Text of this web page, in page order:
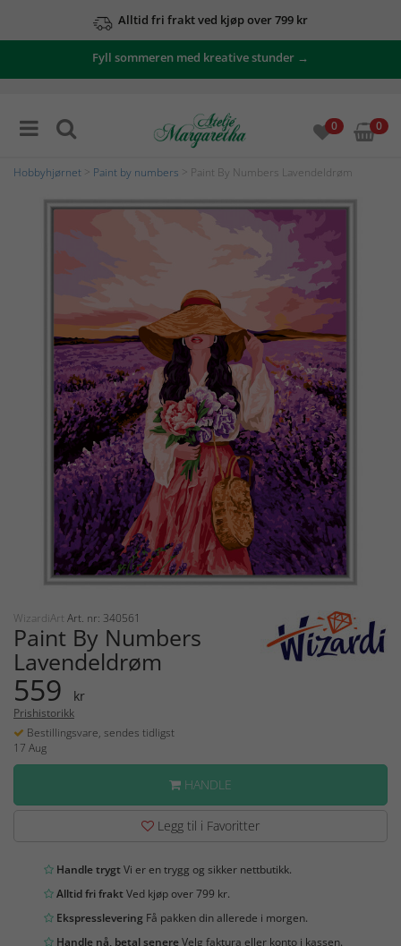
Alltid fri frakt ved kjøp over 799 kr
Fyll sommeren med kreative stunder →
0 0
Hobbyhjørnet Paint by numbers > Paint By Numbers Lavendeldrøm
WizardiArt Art. nr: 340561
Paint By Numbers
Lavendeldrøm
559 kr
Prishistorikk
Bestillingsvare, sendes tidligst
17 Aug
HANDLE
Legg til i Favoritter
Handle trygtVi er en trygg og sikker nettbutikk.
Alltid fri fraktVed kjøp over 799 kr.
Ekspresslevering Få pakken din allerede i morgen.
Handle nå, betal senereVelg faktura eller konto i kassen.